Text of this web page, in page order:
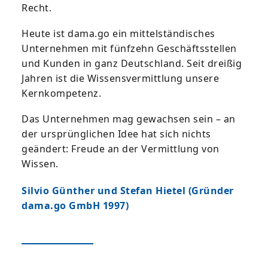
Recht.
Heute ist dama.go ein mittelständisches
Unternehmen mit fünfzehn Geschäftsstellen
und Kunden in ganz Deutschland. Seit dreißig
Jahren ist die Wissensvermittlung unsere
Kernkompetenz.
Das Unternehmen mag gewachsen sein – an
der ursprünglichen Idee hat sich nichts
geändert: Freude an der Vermittlung von
Wissen.
Silvio Günther und Stefan Hietel (Gründer
dama.go GmbH 1997)